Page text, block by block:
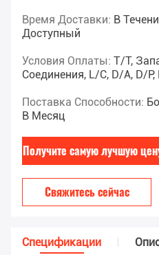
Время Доставки: В
Доступный
Условия Оплаты: T/T,
Соединения, L/C, D/A, D/
Поставка Способности:
В Месяц
Получите самую лучшую
Свяжитесь сейчас
Спецификации